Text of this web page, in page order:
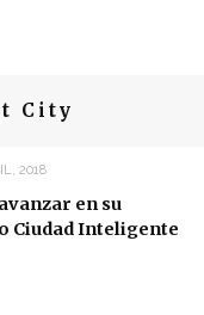
City
2018
en su
Ciudad Inteligente